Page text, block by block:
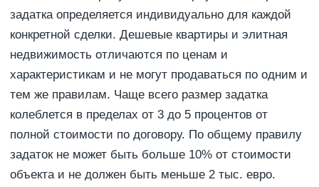
задатка определяется индивидуально для каждой
конкретной сделки. Дешевые квартиры и элитная
недвижимость отличаются по ценам и
характеристикам и не могут продаваться по одним и
тем же правилам. Чаще всего размер задатка
колеблется в пределах от 3 до 5 процентов от
полной стоимости по договору. По общему правилу
задаток не может быть больше 10% от стоимости
объекта и не должен быть меньше 2 тыс. евро.